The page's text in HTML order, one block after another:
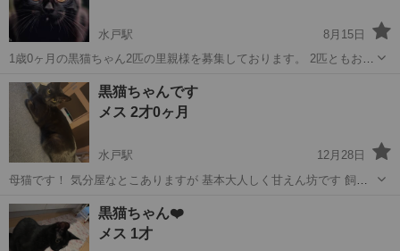
水戸駅
8月15日
1歳0ヶ月の黒猫ちゃん2匹の里親様を募集しております。 2匹ともお迎
えをご検討いただける方はご連絡いただけますと非常に幸いです。ど
うぞよろしくお願いいたします...
茨城 水戸市 水戸駅 猫
黒猫ちゃんです
メス 2才0ヶ月
水戸駅
12月28日
母猫です！ 気分屋なとこありますが 基本大人しく甘えん坊です 飼い
茨城 水戸市 水戸駅
黒猫ちゃん❤️
メス 1才